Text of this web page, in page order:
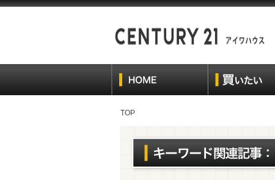
TOP